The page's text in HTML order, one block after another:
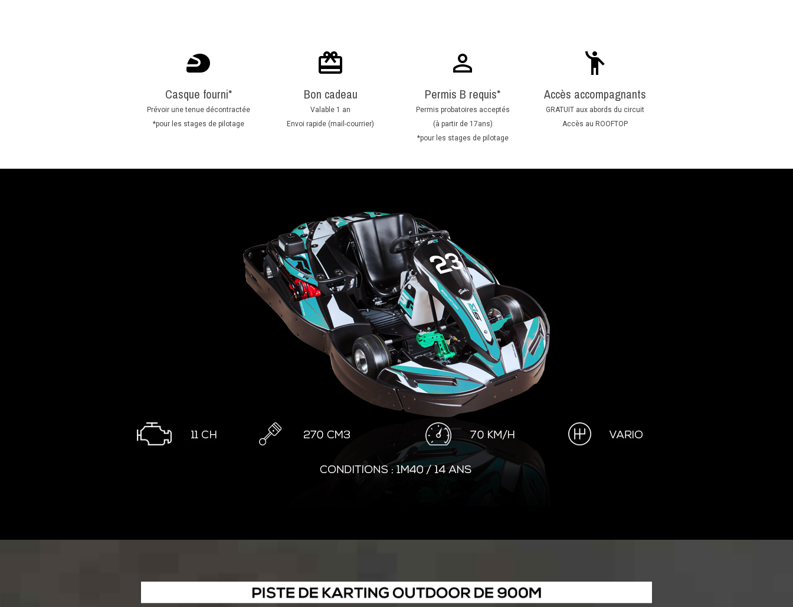
Casque fourni*
Prévoir une tenue décontractée
*pour les stages de pilotage
Bon cadeau
Valable 1 an
Envoi rapide (mail-courrier)
Permis B requis*
Permis probatoires acceptés
(à partir de 17ans)
*pour les stages de pilotage
Accès accompagnants
GRATUIT aux abords du circuit
Accès au ROOFTOP